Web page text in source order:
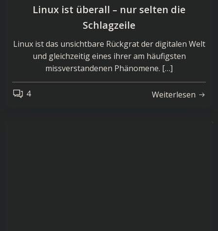
Linux ist überall – nur selten die
Schlagzeile
Linux ist das unsichtbare Rückgrat der digitalen Welt
und gleichzeitig eines ihrer am häufigsten
missverstandenen Phänomene. […]
4 Weiterlesen